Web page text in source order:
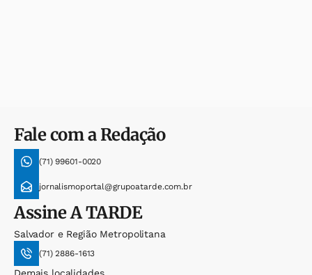
Fale com a Redação
(71) 99601-0020
jornalismoportal@grupoatarde.com.br
AssineA TARDE
Salvador e Região Metropolitana
(71) 2886-1613